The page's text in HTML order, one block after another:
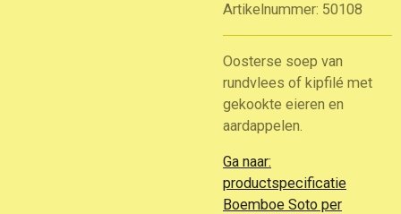
Artikelnummer: 50108
Oosterse soep van
rundvlees of kipfilé met
gekookte eieren en
aardappelen.
Ga naar:
productspecificatie
Boemboe Soto per